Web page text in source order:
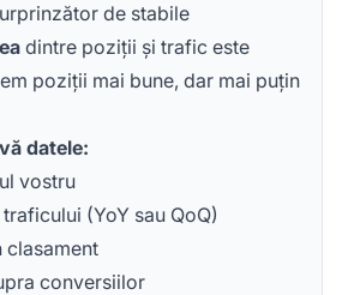
de stabile
dintre poziții și trafic este
poziții mai bune, dar mai puțin
datele:
vostru
(YoY sau QoQ)
clasament
conversiilor